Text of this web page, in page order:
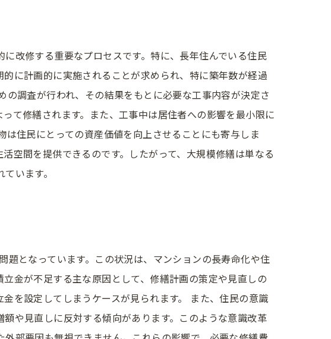
改修する重要なプロセスです。特に、長年住んでいる住民
に計画的に実施されることが求められ、特に築年数が経過
調査が行われ、その結果をもとに必要な工事内容が決定さ
て修繕されます。また、工事中は居住者への影響を最小限に
住民にとっての資産価値を向上させることにも寄与しま
空間を提供できるのです。したがって、大規模修繕は単なる
います。
となっています。この状況は、マンションの長寿命化や住
金が不足する主な原因として、修繕計画の策定や見直しの
を設定してしまうケースが見られます。 また、住民の意識
や見直しに反対する傾向があります。このような意識改革